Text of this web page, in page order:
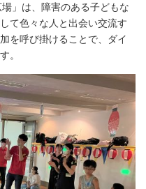
」は、障害のある子どもな
て色々な人と出会い交流す
を呼び掛けることで、ダイ
。